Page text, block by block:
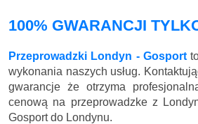
100% GWARANCJI
Przeprowadzki Londyn - Gosport
wykonania naszych usług.
gwarancje że otrzyma
cenową na przeprowadzke z
Gosport do Londynu.